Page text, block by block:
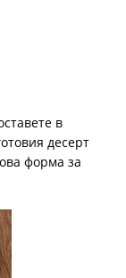
в
десерт
форма за